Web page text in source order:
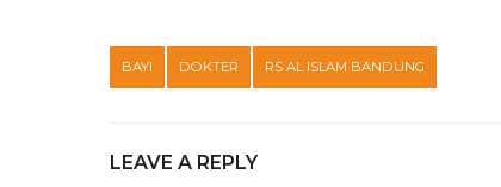
BAYI DOKTER RS AL ISLAM BANDUNG
LEAVE A REPLY